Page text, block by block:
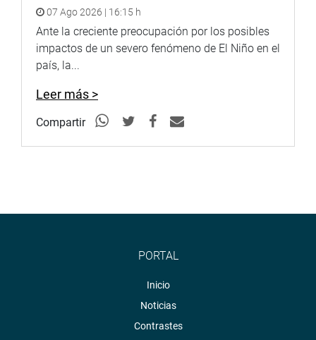
07 Ago 2026 | 16:15 h
Ante la creciente preocupación por los posibles
impactos de un severo fenómeno de El Niño en el
país, la...
Leer más >
Compartir
PORTAL
Inicio
Noticias
Contrastes